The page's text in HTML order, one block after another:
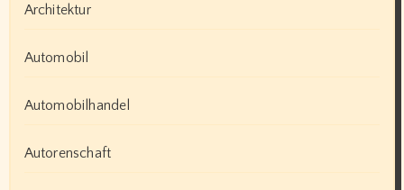
Architektur
Automobil
Automobilhandel
Autorenschaft